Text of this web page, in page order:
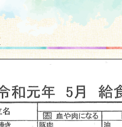
うちこども園